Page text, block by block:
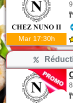
Mar 17:30h